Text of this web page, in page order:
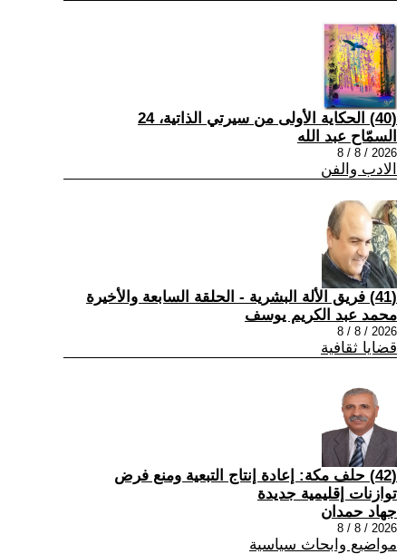
(40) الحكاية الأولى من سيرتي الذاتية، 24
السمّاح عبد الله
2026 / 8 / 8
الادب والفن
(41) فريق الألة البشرية - الحلقة السابعة والأخيرة
محمد عبد الكريم يوسف
2026 / 8 / 8
قضايا ثقافية
(42) حلف مكة: إعادة إنتاج التبعية ومنع فرض
توازنات إقليمية جديدة
جهاد حمدان
2026 / 8 / 8
مواضيع وابحاث سياسية